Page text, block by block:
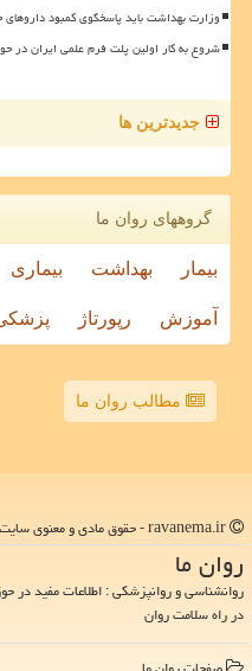
وزارت بهداشت باید پاسخگوی کمبود داروهای
شروع به کار اولین پلت فرم علمی ایران در
جدیدترین ها
گروههای روان ما
بیمار بهداشت بیماری
آموزش رپورتاژ
مطالب روان ما
روان ما
روانشناسی و روانپزشکی : اطلاعات مفید در
در راه سلامت روان